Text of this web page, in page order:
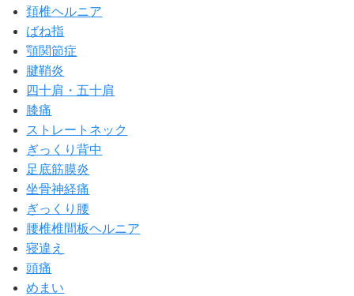
頚椎ヘルニア
ばね指
顎関節症
腱鞘炎
四十肩・五十肩
膝痛
ストレートネック
ぎっくり背中
足底筋膜炎
坐骨神経痛
ぎっくり腰
腰椎椎間板ヘルニア
寝違え
頭痛
めまい